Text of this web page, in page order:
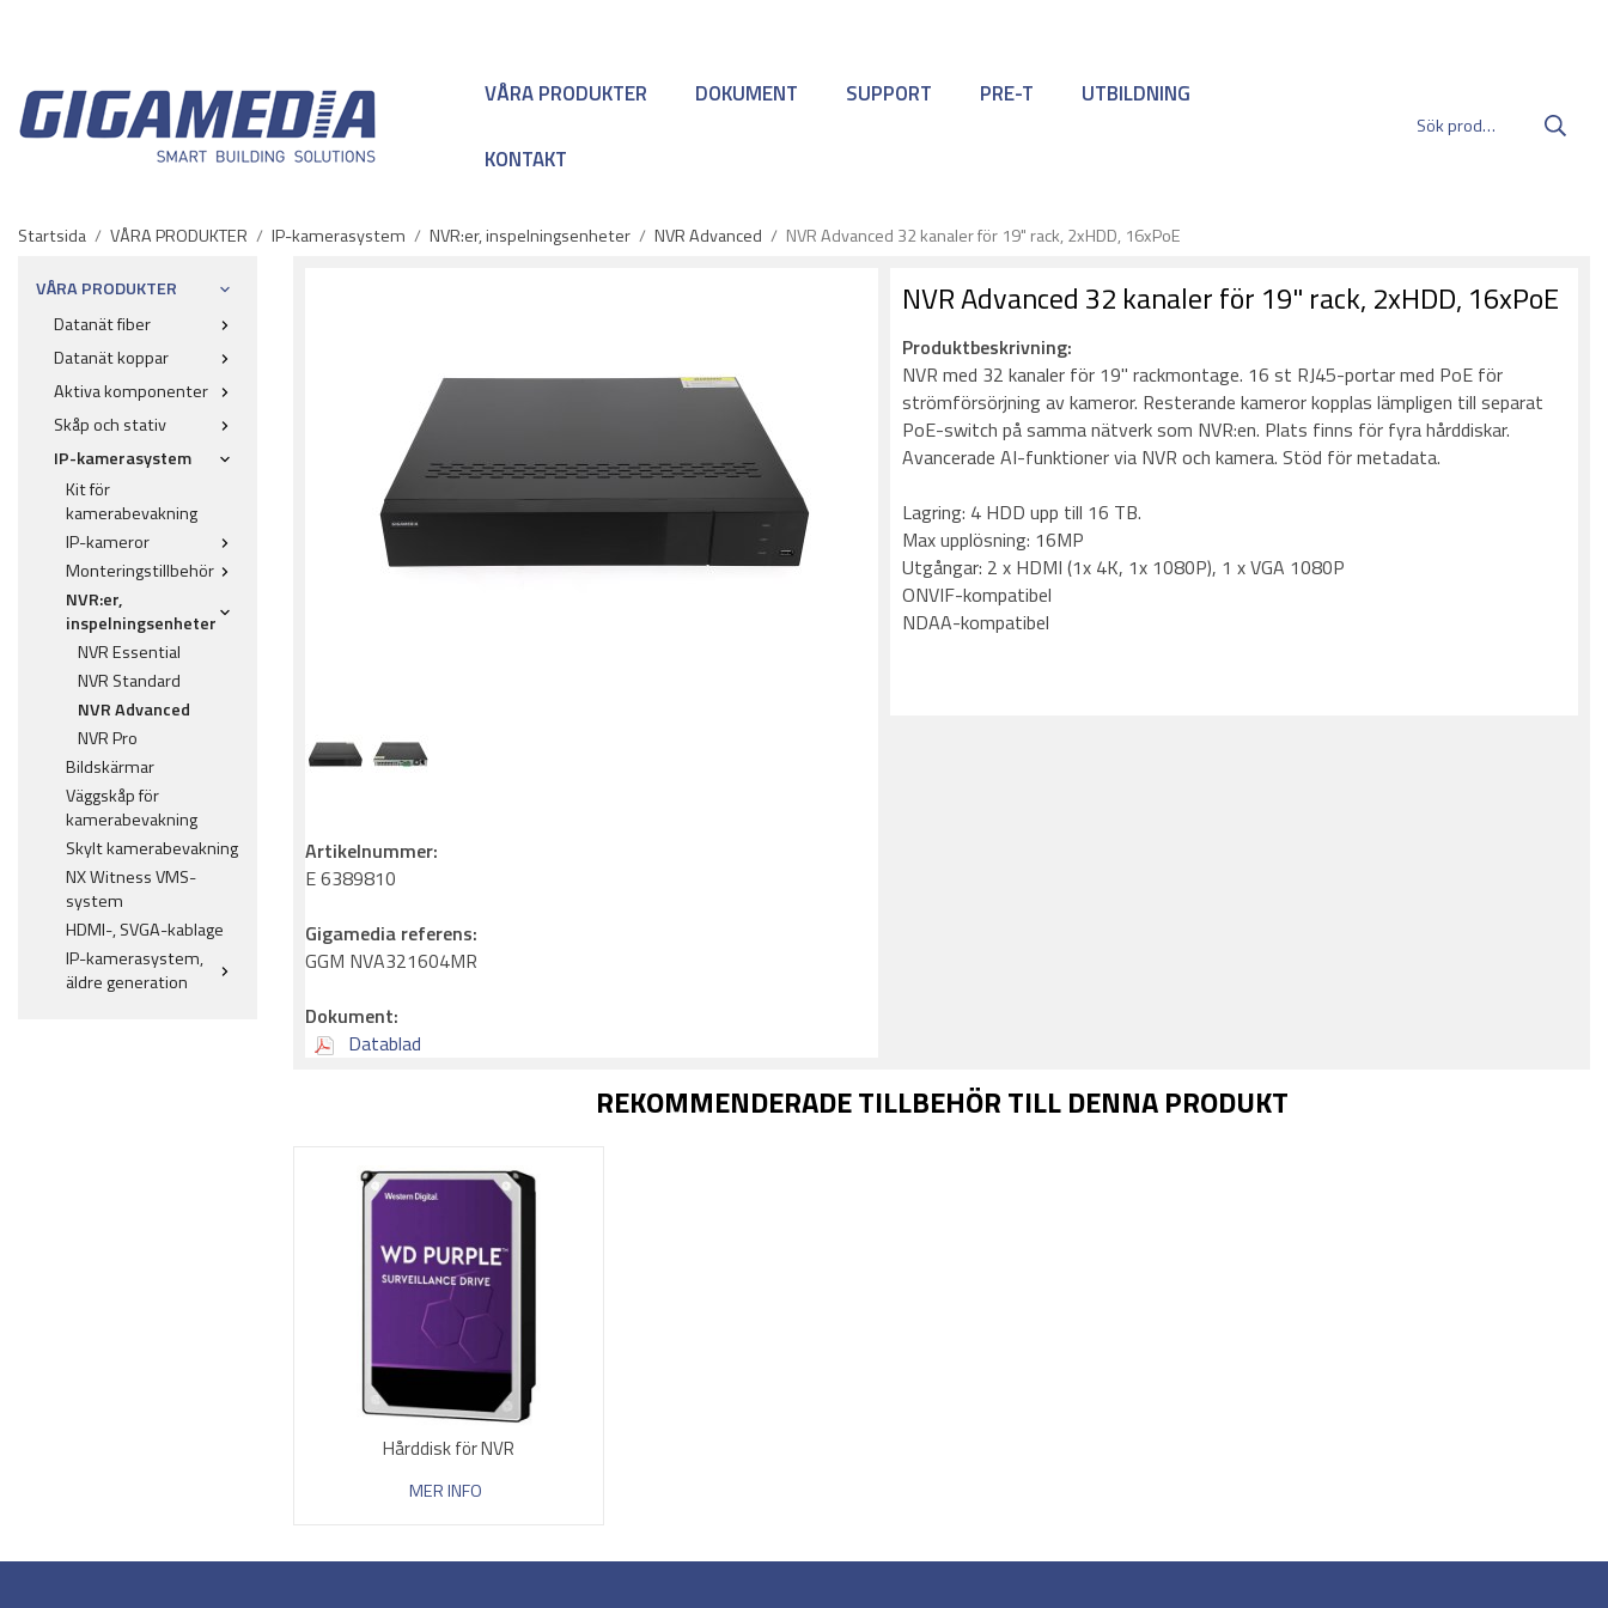
VÅRA PRODUKTER DOKUMENT SUPPORT PRE-T UTBILDNING
KONTAKT
Startsida / VÅRA PRODUKTER / IP-kamerasystem / NVR:er, inspelningsenheter / NVR Advanced / NVR Advanced 32 kanaler för 19" rack, 2xHDD, 16xPoE
VÅRA PRODUKTER
Datanät fiber
Datanät koppar
Aktiva komponenter
Skåp och stativ
IP-kamerasystem
Kit för
kamerabevakning
IP-kameror
Monteringstillbehör
NVR:er,
inspelningsenheter
NVR Essential
NVR Standard
NVR Advanced
NVR Pro
Bildskärmar
Väggskåp för
kamerabevakning
Skylt kamerabevakning
NX Witness VMS-
system
HDMI-, SVGA-kablage
IP-kamerasystem,
äldre generation
NVR Advanced 32 kanaler för 19" rack, 2xHDD, 16xPoE
Produktbeskrivning:
NVR med 32 kanaler för 19" rackmontage. 16 st RJ45-portar med PoE för
strömförsörjning av kameror. Resterande kameror kopplas lämpligen till separat
PoE-switch på samma nätverk som NVR:en. Plats finns för fyra hårddiskar.
Avancerade AI-funktioner via NVR och kamera. Stöd för metadata.
Lagring: 4 HDD upp till 16 TB.
Max upplösning: 16MP
Utgångar: 2 x HDMI (1x 4K, 1x 1080P), 1 x VGA 1080P
ONVIF-kompatibel
NDAA-kompatibel
Artikelnummer:
E 6389810
Gigamedia referens:
GGM NVA321604MR
Dokument:
Datablad
REKOMMENDERADE TILLBEHÖR TILL DENNA PRODUKT
Hårddisk för NVR
MER INFO